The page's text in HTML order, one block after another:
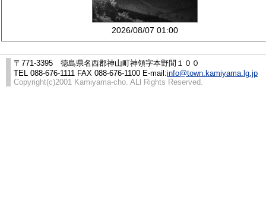
2026/08/07 01:00
〒771-3395 徳島県名西郡神山町神領字本野間１００
TEL 088-676-1111 FAX 088-676-1100 E-mail:info@town.kamiyama.lg.jp
Copyright(c)2001 Kamiyama-cho. ALl Rights Reserved.